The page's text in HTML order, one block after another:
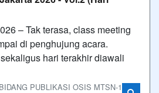
– Tak terasa, class meeting
di penghujung acara.
hari terakhir diawali
PUBLIKASI OSIS MTSN-1